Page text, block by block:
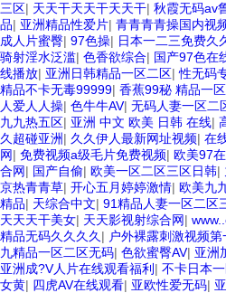
卡一区二区三区 成人一级黄色片 黄色
三区 五月天丝袜逼网 婷婷五月综合激
拍欧美在线 国产黄色免费 日韩黄色电
区三区三州 欧美亚洲日韩不卡在线在
www.99.com黄色片 欧美黄片精品一区
产婷婷五月天缴情 中文字幕亚洲综合
幕 久久久久久久久久性生活电影 精品
美午夜激情视频网 91在线视频综合精
98久久精品骚逼一区二区三区 在线亚
屏 日本天堂a在线 在线免费观看a黄片
级字幕 亚洲成人小说综合网 欧美日韩
一区 中日AV乱码一区二区三区乱码 久
狠撸婷婷五月天 大香蕉国欧美 日本人
天更新视频 国产性生活视频免费看 三
91 91精品偷窥一区二区 大香蕉手机视
字幕日韩黄色影片 人妻福利日韩
三区| 天天干天天干天天干| 秋霞无码av
品| 亚洲精品性爱片| 青青青青操国内视
成人片蜜臀| 97色操| 日本一二三免费久
骑射淫水泛滥| 色香欲综合| 国产97色在
线播放| 亚洲日韩精品一区二区|性无码
精品不卡无毒99999| 香蕉99秘 精品一
人爱人人操| 色牛牛AV| 无码人妻一区二
九九热五区| 亚洲 中文 欧美 日韩 在线|
久超碰亚洲| 久久伊人最新网址视频| 在
网| 免费视频a级毛片免费视频| 欧美97
合网| 国产自偷| 欧美一区二区三区日韩|
京热青青草| 开心五月婷婷激情| 欧美九
精品| 天综合中文| 91精品人妻一区二区
天天天干美女| 天天影视射综合网|
精品无码久久久久 | 户外裸露刺激视频第
九精品一区二区无码| 色欲蜜臀AV| 亚洲
亚洲成?V人片在线观看福利 | 不卡日本
女黄| 四虎AV在线观看| 亚欧性爱无码|